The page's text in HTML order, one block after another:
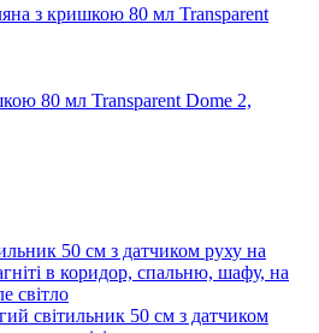
80 мл Transparent Dome 2,